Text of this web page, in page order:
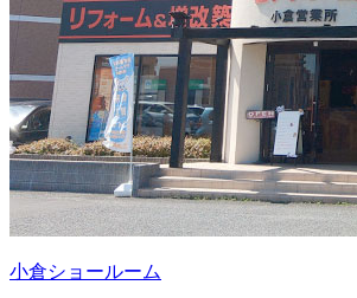
小倉ショールーム